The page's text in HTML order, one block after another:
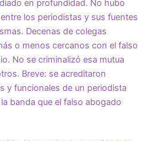
en profundidad. No hubo
los periodistas y sus fuentes
Decenas de colegas
o menos cercanos con el falso
No se criminalizó esa mutua
Breve: se acreditaron
y funcionales de un periodista
banda que el falso abogado